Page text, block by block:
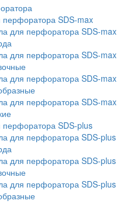
перфоратора SDS-max
для перфоратора SDS-max
для перфоратора SDS-max
для перфоратора SDS-max
для перфоратора SDS-max
перфоратора SDS-plus
для перфоратора SDS-plus
для перфоратора SDS-plus
для перфоратора SDS-plus